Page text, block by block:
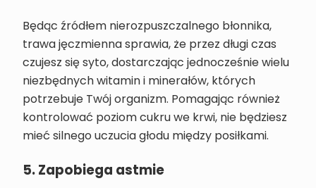
Będąc źródłem nierozpuszczalnego błonnika,
trawa jęczmienna sprawia, że przez długi czas
czujesz się syto, dostarczając jednocześnie wielu
niezbędnych witamin i minerałów, których
potrzebuje Twój organizm. Pomagając również
kontrolować poziom cukru we krwi, nie będziesz
mieć silnego uczucia głodu między posiłkami.
5. Zapobiega astmie